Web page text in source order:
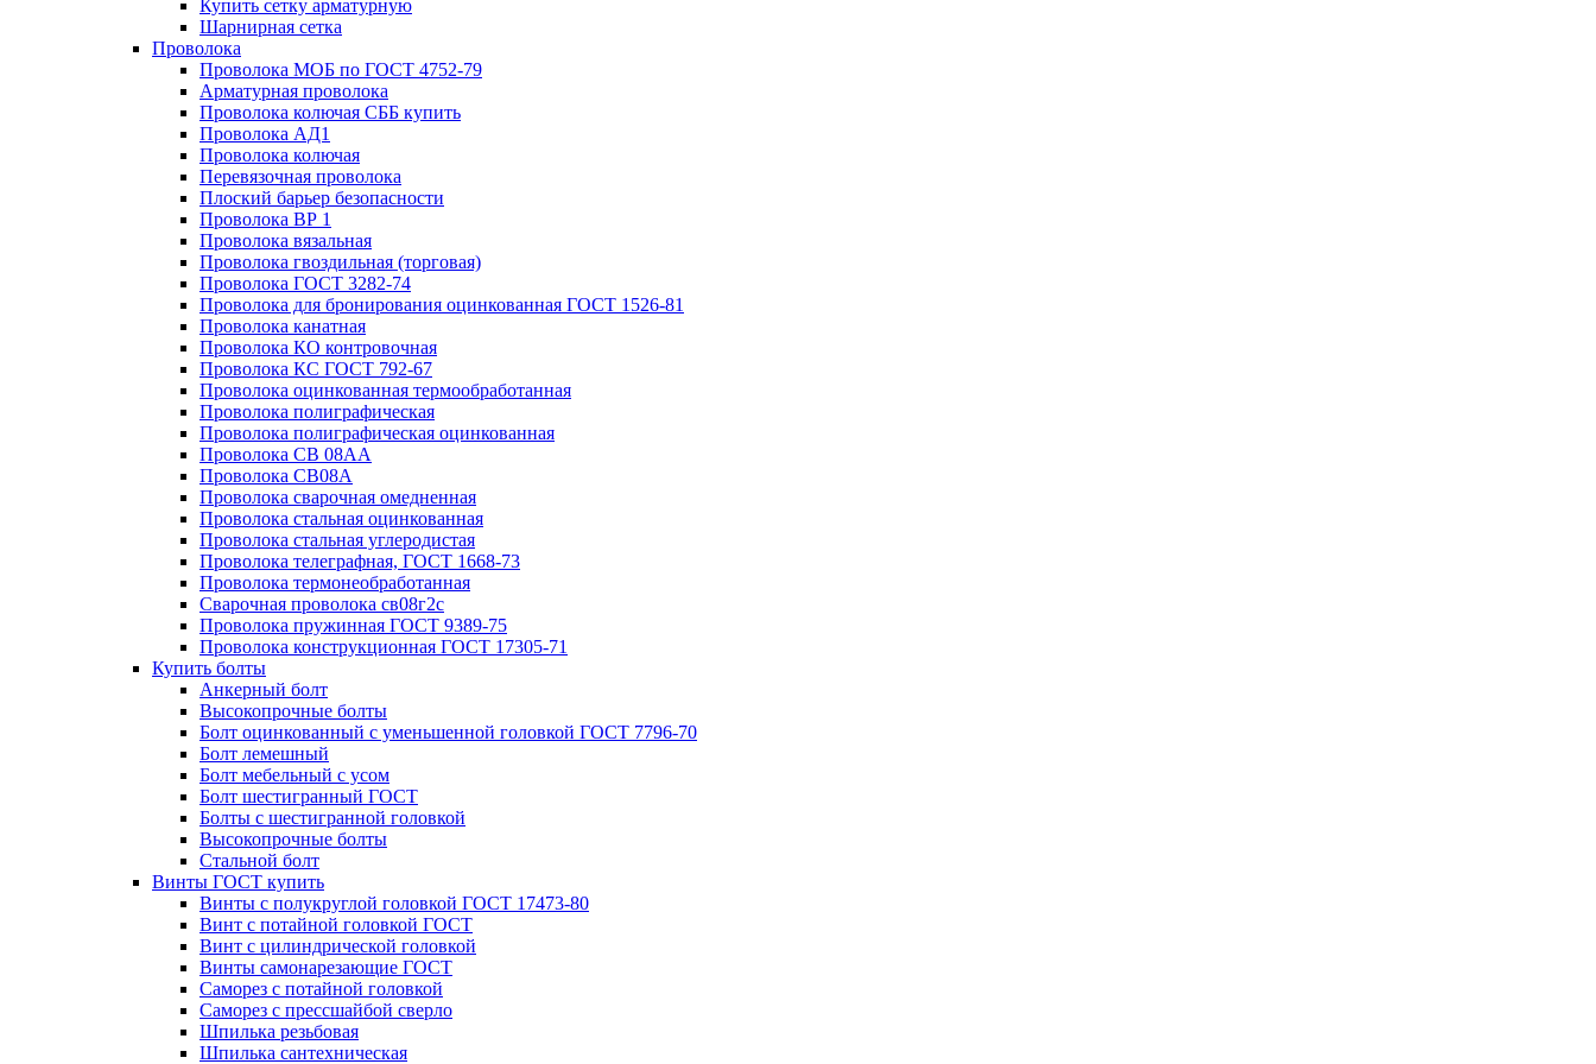
Купить сетку арматурную
Шарнирная сетка
Проволока
Проволока МОБ по ГОСТ 4752-79
Арматурная проволока
Проволока колючая СББ купить
Проволока АД1
Проволока колючая
Перевязочная проволока
Плоский барьер безопасности
Проволока ВР 1
Проволока вязальная
Проволока гвоздильная (торговая)
Проволока ГОСТ 3282-74
Проволока для бронирования оцинкованная ГОСТ 1526-81
Проволока канатная
Проволока КО контровочная
Проволока КС ГОСТ 792-67
Проволока оцинкованная термообработанная
Проволока полиграфическая
Проволока полиграфическая оцинкованная
Проволока СВ 08АА
Проволока СВ08А
Проволока сварочная омедненная
Проволока стальная оцинкованная
Проволока стальная углеродистая
Проволока телеграфная, ГОСТ 1668-73
Проволока термонеобработанная
Сварочная проволока св08г2с
Проволока пружинная ГОСТ 9389-75
Проволока конструкционная ГОСТ 17305-71
Купить болты
Анкерный болт
Высокопрочные болты
Болт оцинкованный с уменьшенной головкой ГОСТ 7796-70
Болт лемешный
Болт мебельный с усом
Болт шестигранный ГОСТ
Болты с шестигранной головкой
Высокопрочные болты
Стальной болт
Винты ГОСТ купить
Винты с полукруглой головкой ГОСТ 17473-80
Винт с потайной головкой ГОСТ
Винт с цилиндрической головкой
Винты самонарезающие ГОСТ
Саморез с потайной головкой
Саморез с прессшайбой сверло
Шпилька резьбовая
Шпилька сантехническая